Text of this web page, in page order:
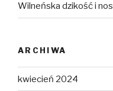
Wilneńska dzikość i
ARCHIWA
kwiecień 2024